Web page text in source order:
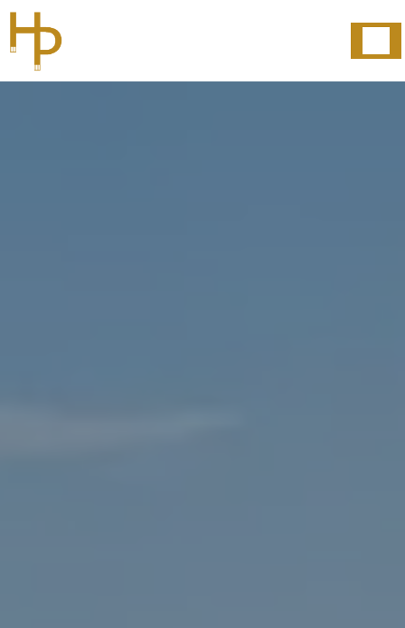
Panneau de gestion des cookies